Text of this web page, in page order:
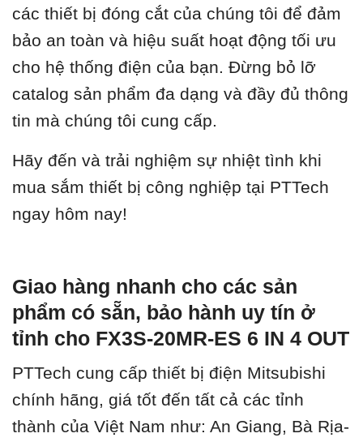
các thiết bị đóng cắt của chúng tôi để đảm
bảo an toàn và hiệu suất hoạt động tối ưu
cho hệ thống điện của bạn. Đừng bỏ lỡ
catalog sản phẩm đa dạng và đầy đủ thông
tin mà chúng tôi cung cấp.
Hãy đến và trải nghiệm sự nhiệt tình khi
mua sắm thiết bị công nghiệp tại PTTech
ngay hôm nay!
Giao hàng nhanh cho các sản
phẩm có sẵn, bảo hành uy tín ở
tỉnh cho FX3S-20MR-ES 6 IN 4 OUT
PTTech cung cấp thiết bị điện Mitsubishi
chính hãng, giá tốt đến tất cả các tỉnh
thành của Việt Nam như: An Giang, Bà Rịa-